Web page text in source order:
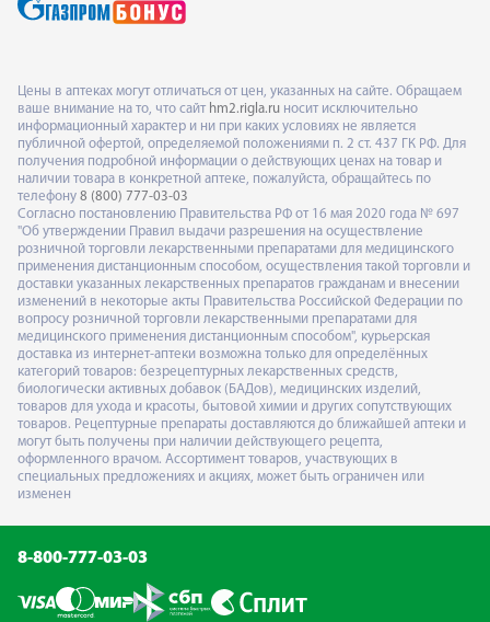
Цены в аптеках могут отличаться от цен, указанных на сайте. Обращаем
ваше внимание на то, что сайт hm2.rigla.ru носит исключительно
информационный характер и ни при каких условиях не является
публичной офертой, определяемой положениями п. 2 ст. 437 ГК РФ. Для
получения подробной информации о действующих ценах на товар и
наличии товара в конкретной аптеке, пожалуйста, обращайтесь по
телефону 8 (800) 777-03-03
Согласно постановлению Правительства РФ от 16 мая 2020 года № 697
"Об утверждении Правил выдачи разрешения на осуществление
розничной торговли лекарственными препаратами для медицинского
применения дистанционным способом, осуществления такой торговли и
доставки указанных лекарственных препаратов гражданам и внесении
изменений в некоторые акты Правительства Российской Федерации по
вопросу розничной торговли лекарственными препаратами для
медицинского применения дистанционным способом", курьерская
доставка из интернет-аптеки возможна только для определённых
категорий товаров: безрецептурных лекарственных средств,
биологически активных добавок (БАДов), медицинских изделий,
товаров для ухода и красоты, бытовой химии и других сопутствующих
товаров. Рецептурные препараты доставляются до ближайшей аптеки и
могут быть получены при наличии действующего рецепта,
оформленного врачом. Ассортимент товаров, участвующих в
специальных предложениях и акциях, может быть ограничен или
изменен
8-800-777-03-03